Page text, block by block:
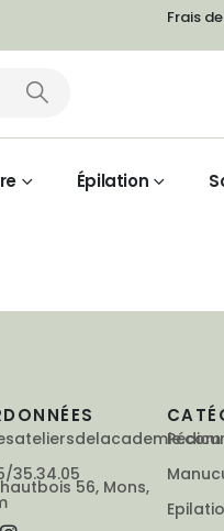
Frais
Épilation
35.34.05
56, Mons,